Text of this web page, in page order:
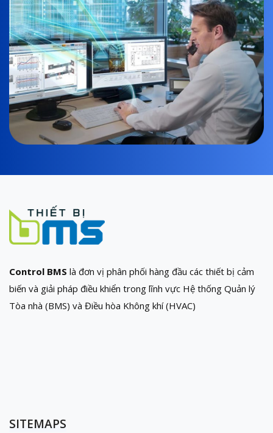
Control BMS là đơn vị phân phối hàng đầu các thiết bị cảm
biến và giải pháp điều khiển trong lĩnh vực Hệ thống Quản lý
Tòa nhà (BMS) và Điều hòa Không khí (HVAC)
SITEMAPS